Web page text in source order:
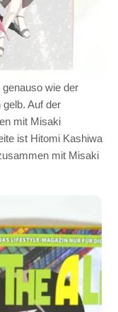
wie der
Auf der
mit Misaki
ist Hitomi Kashiwa
mit Misaki